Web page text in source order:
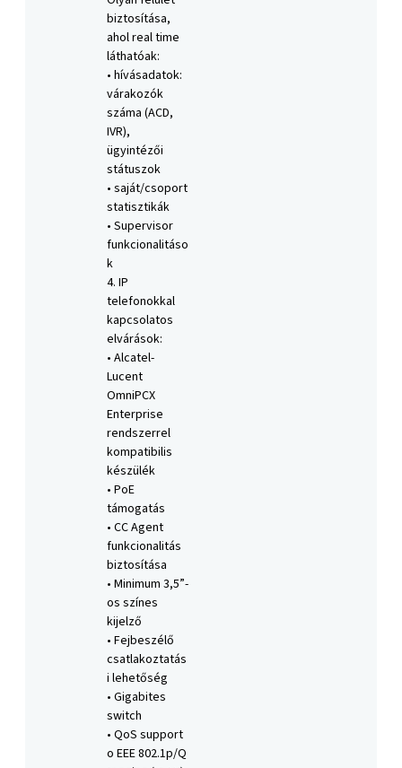
biztosítása,
ahol real time
láthatóak:
• hívásadatok:
várakozók
száma (ACD,
IVR),
ügyintézői
státuszok
• saját/csoport
statisztikák
• Supervisor
funkcionalitáso
k
4. IP
telefonokkal
kapcsolatos
elvárások:
• Alcatel-
Lucent
OmniPCX
Enterprise
rendszerrel
kompatibilis
készülék
• PoE
támogatás
• CC Agent
funkcionalitás
biztosítása
• Minimum 3,5”-
os színes
kijelző
• Fejbeszélő
csatlakoztatás
i lehetőség
• Gigabites
switch
• QoS support
o EEE 802.1p/Q